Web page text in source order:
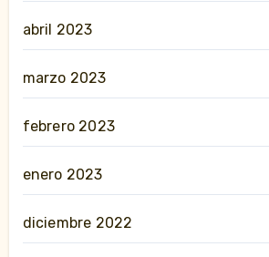
abril 2023
marzo 2023
febrero 2023
enero 2023
diciembre 2022